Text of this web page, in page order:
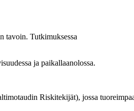
tavoin. Tutkimuksessa
ja paikallaanolossa.
Riskitekijät), jossa